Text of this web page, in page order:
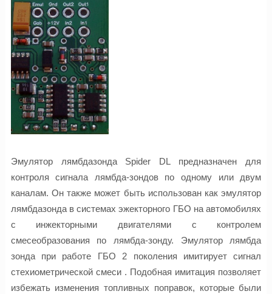
Эмулятор лямбдазонда Spider DL предназначен для
контроля сигнала лямбда-зондов по одному или двум
каналам. Он также может быть использован как эмулятор
лямбдазонда в системах эжекторного ГБО на автомобилях
с инжекторными двигателями с контролем
смесеобразования по лямбда-зонду. Эмулятор лямбда
зонда при работе ГБО 2 поколения имитирует сигнал
стехиометрической смеси . Подобная имитация позволяет
избежать изменения топливных поправок, которые были